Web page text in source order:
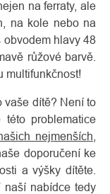
na ferraty, ale
na kole nebo na
obvodem hlavy 48
růžové barvě.
multifunkčnost!
vaše dítě? Není to
problematice
nejmenších
doporučení ke
a výšky dítěte.
naší nabídce tedy